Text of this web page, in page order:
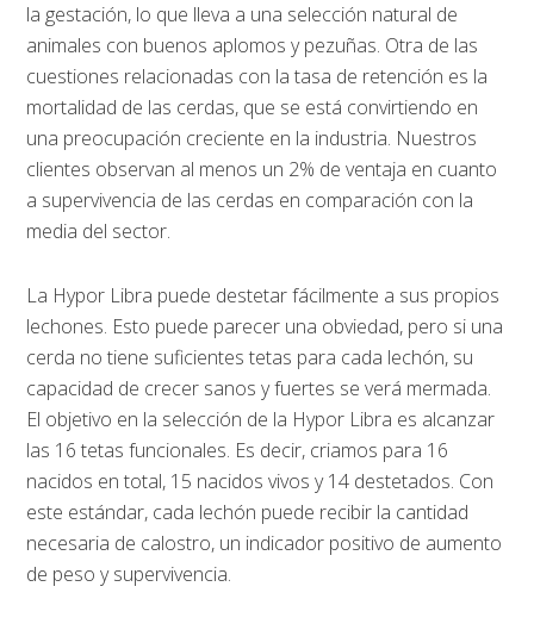
la gestación, lo que lleva a una selección natural de
animales con buenos aplomos y pezuñas. Otra de las
cuestiones relacionadas con la tasa de retención es la
mortalidad de las cerdas, que se está convirtiendo en
una preocupación creciente en la industria. Nuestros
clientes observan al menos un 2% de ventaja en cuanto
a supervivencia de las cerdas en comparación con la
media del sector.
La Hypor Libra puede destetar fácilmente a sus propios
lechones. Esto puede parecer una obviedad, pero si una
cerda no tiene suficientes tetas para cada lechón, su
capacidad de crecer sanos y fuertes se verá mermada.
El objetivo en la selección de la Hypor Libra es alcanzar
las 16 tetas funcionales. Es decir, criamos para 16
nacidos en total, 15 nacidos vivos y 14 destetados. Con
este estándar, cada lechón puede recibir la cantidad
necesaria de calostro, un indicador positivo de aumento
de peso y supervivencia.